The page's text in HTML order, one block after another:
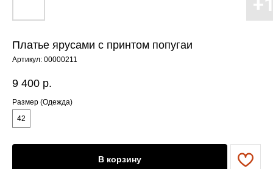
Платье ярусами с принтом попугаи
Артикул: 00000211
9 400 р.
Размер (Одежда)
42
В корзину
Каталог